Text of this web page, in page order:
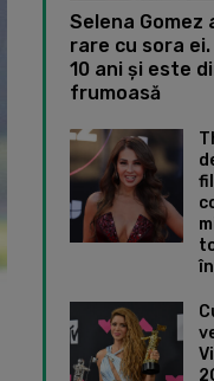
Selena
rare cu sora
10 ani și este
frumoasă